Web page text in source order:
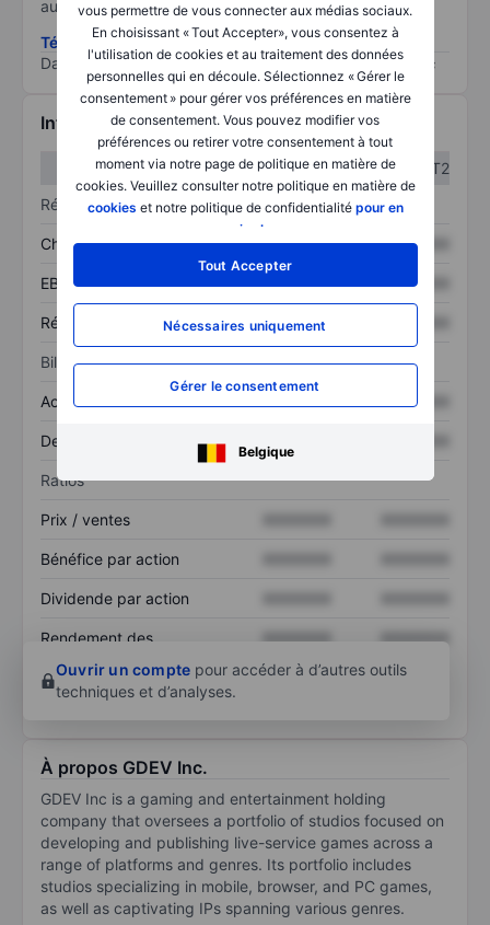
vous permettre de vous connecter aux médias sociaux.
En choisissant « Tout Accepter», vous consentez à
l'utilisation de cookies et au traitement des données
personnelles qui en découle. Sélectionnez « Gérer le
consentement » pour gérer vos préférences en matière
de consentement. Vous pouvez modifier vos
préférences ou retirer votre consentement à tout
moment via notre page de politique en matière de
cookies. Veuillez consulter notre politique en matière de
cookies et notre politique de confidentialité pour en
savoir plus
Tout Accepter
Nécessaires uniquement
Gérer le consentement
Belgique
au risque le plus élevé).
Télécharger la méthodologie ESG (en anglais)
Data provided by
/
Informations financières
T1
T2
Résultats
Chiffre d’affaires XXXXXXX XXXXXXX
EBITDA XXXXXXX XXXXXXX
Résultat net XXXXXXX
Bilan
Actif total XXXXXXX
Dette totale
Ratios
Prix / ventes
Bénéfice par action
Dividende par action
Rendement des
XXXXXXX
XXXXXXX
Ouvrir un compte pour accéder à d’autres outils
techniques et d’analyses.
À propos GDEV Inc.
GDEV Inc is a gaming and entertainment holding
company that oversees a portfolio of studios focused on
developing and publishing live-service games across a
range of platforms and genres. Its portfolio includes
studios specializing in mobile, browser, and PC games,
as well as captivating IPs spanning various genres.